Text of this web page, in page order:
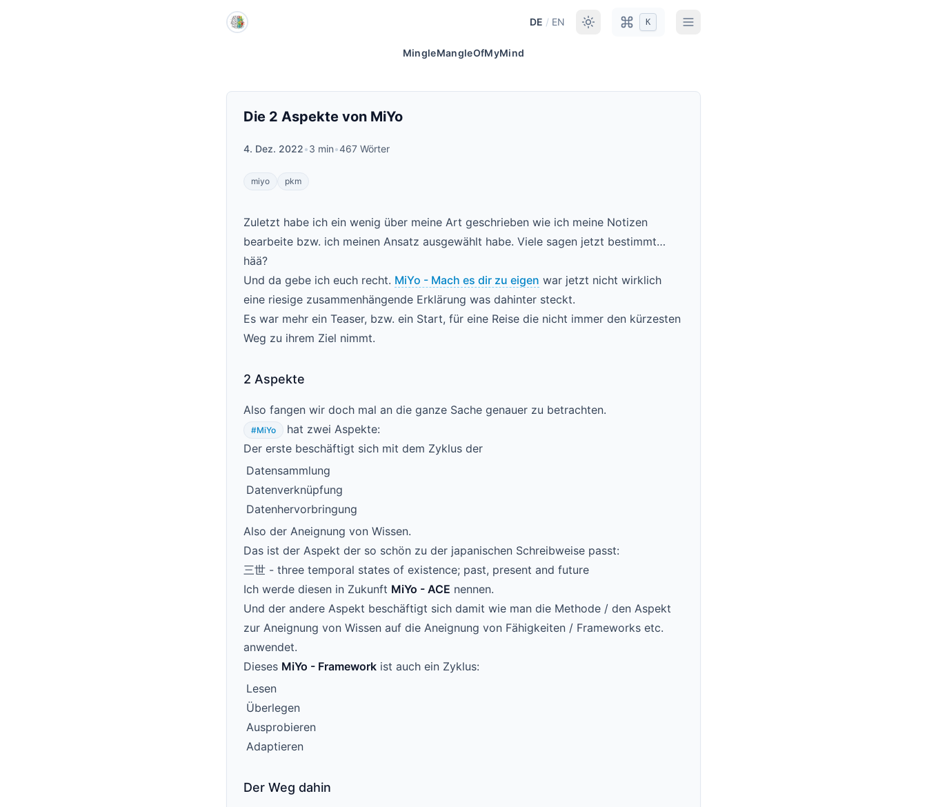
DE / EN K
MingleMangleOfMyMind
Die 2 Aspekte von MiYo
4. Dez. 2022•3 min•467 Wörter
miyo pkm
Zuletzt habe ich ein wenig über meine Art geschrieben wie ich meine Notizen
bearbeite bzw. ich meinen Ansatz ausgewählt habe. Viele sagen jetzt bestimmt…
hää?
Und da gebe ich euch recht. MiYo - Mach es dir zu eigen war jetzt nicht wirklich
eine riesige zusammenhängende Erklärung was dahinter steckt.
Es war mehr ein Teaser, bzw. ein Start, für eine Reise die nicht immer den kürzesten
Weg zu ihrem Ziel nimmt.
2 Aspekte
Also fangen wir doch mal an die ganze Sache genauer zu betrachten.
#MiYo
hat zwei Aspekte:
Der erste beschäftigt sich mit dem Zyklus der
Datensammlung
Datenverknüpfung
Datenhervorbringung
Also der Aneignung von Wissen.
Das ist der Aspekt der so schön zu der japanischen Schreibweise passt:
三世 - three temporal states of existence; past, present and future
Ich werde diesen in Zukunft MiYo - ACE nennen.
Und der andere Aspekt beschäftigt sich damit wie man die Methode / den Aspekt
zur Aneignung von Wissen auf die Aneignung von Fähigkeiten / Frameworks etc.
anwendet.
Dieses MiYo - Framework ist auch ein Zyklus:
Lesen
Überlegen
Ausprobieren
Adaptieren
Der Weg dahin